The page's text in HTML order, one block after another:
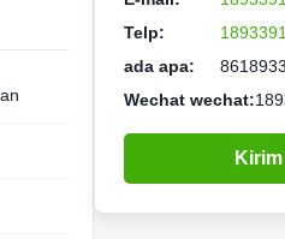
Telp:
ada apa:
Wechat wechat: